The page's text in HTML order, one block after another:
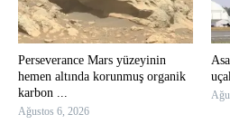
Perseverance Mars yüzeyinin
hemen altında korunmuş organik
karbon ...
Ağustos 6, 2026